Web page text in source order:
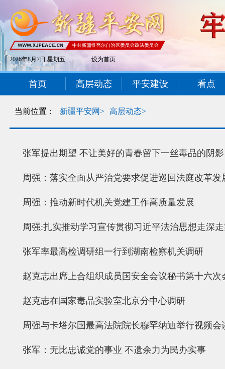
2026年8月7日 星期五 设为首页
首页 高层动态 平安建设 看点
当前位置： 新疆平安网> 高层动态>
张军提出期望 不让美好的青春留下一丝毒品的阴影
周强：落实全面从严治党要求促进巡回法庭改革发
周强：推动新时代机关党建工作高质量发展
周强:扎实推动学习宣传贯彻习近平法治思想走深
张军率最高检调研组一行到湖南检察机关调研
赵克志出席上合组织成员国安全会议秘书第十六次
赵克志在国家毒品实验室北京分中心调研
周强与卡塔尔国最高法院院长穆罕纳迪举行视频会
张军：无比忠诚党的事业 不遗余力为民办实事